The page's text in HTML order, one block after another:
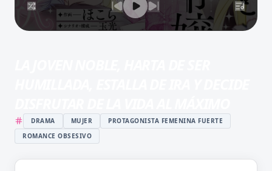
DRAMA MUJER
PROTAGONISTA FEMENINA FUERTE
ROMANCE OBSESIVO